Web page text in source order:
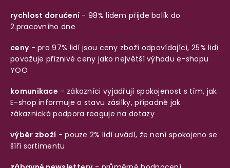
rychlost doručení - 98% lidem přijde balík do
2.pracovního dne
ceny- pro 97% lidí jsou ceny zboží odpovídající, 25% lidí
považuje příznivé ceny jako největší výhodu e-shopu
YOO
komunikace - zákazníci vyjadřují spokojenost s tím, jak
E-shop informuje o stavu zásilky, případně jak
zákaznická podpora reaguje na dotazy
výběr zboží - pouze 2% lidí uvádí, že není spokojeno se
šíří sortimentu